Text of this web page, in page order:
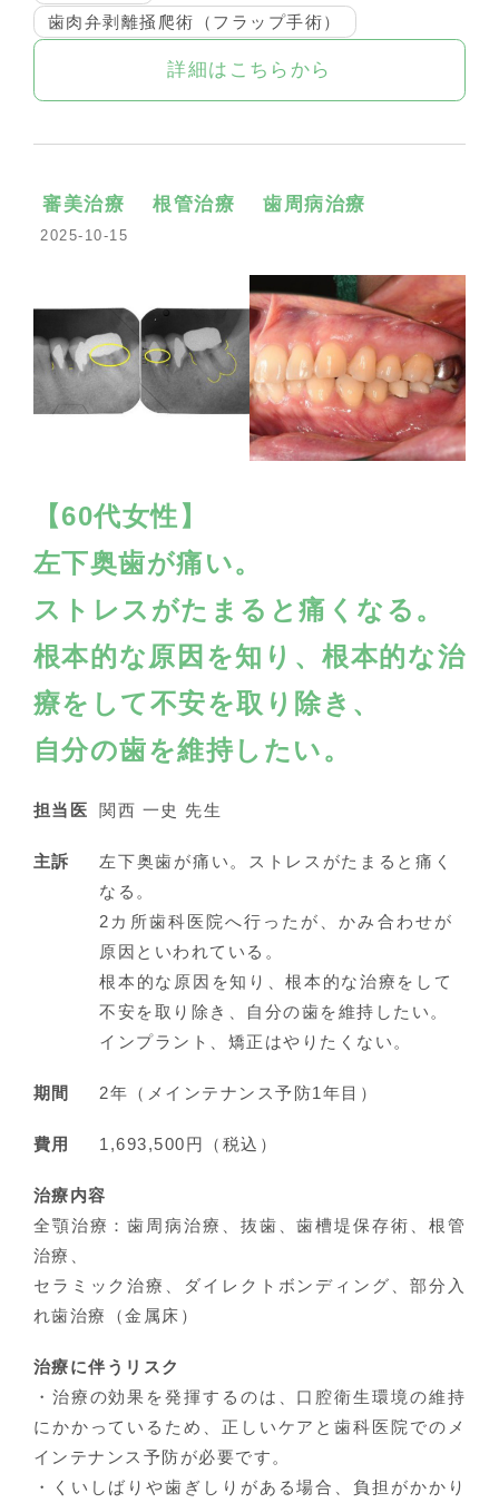
歯肉弁剥離掻爬術（フラップ手術）
詳細はこちらから
審美治療 根管治療 歯周病治療
2025-10-15
【60代女性】
左下奥歯が痛い。
ストレスがたまると痛くなる。
根本的な原因を知り、根本的な治
療をして不安を取り除き、
自分の歯を維持したい。
担当医 関西 一史 先生
主訴
左下奥歯が痛い。ストレスがたまると痛く
なる。
2カ所歯科医院へ行ったが、かみ合わせが
原因といわれている。
根本的な原因を知り、根本的な治療をして
不安を取り除き、自分の歯を維持したい。
インプラント、矯正はやりたくない。
期間 2年（メインテナンス予防1年目）
費用 1,693,500円（税込）
治療内容
全顎治療：歯周病治療、抜歯、歯槽堤保存術、根管
治療、
セラミック治療、ダイレクトボンディング、部分入
れ歯治療（金属床）
治療に伴うリスク
・治療の効果を発揮するのは、口腔衛生環境の維持
にかかっているため、正しいケアと歯科医院でのメ
インテナンス予防が必要です。
・くいしばりや歯ぎしりがある場合、負担がかかり